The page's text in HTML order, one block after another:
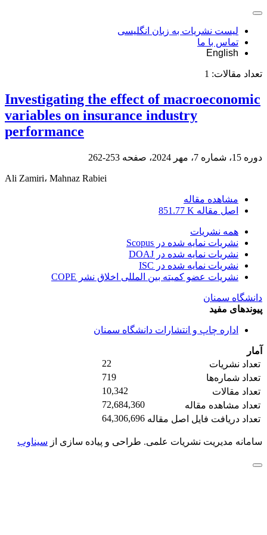
لیست نشریات به زبان انگلیسی
تماس با ما
English
تعداد مقالات: 1
Investigating the effect of macroeconomic
variables on insurance industry
performance
دوره 15، شماره 7، مهر 2024، صفحه 253-262
Ali Zamiri، Mahnaz Rabiei
مشاهده مقاله
اصل مقاله 851.77 K
همه نشریات
نشریات نمایه شده در Scopus
نشریات نمایه شده در DOAJ
نشریات نمایه شده در ISC
نشریات عضو کمیته بین المللی اخلاق نشر COPE
دانشگاه سمنان
پیوندهای مفید
اداره چاپ و انتشارات دانشگاه سمنان
آمار
تعداد نشریات
22
تعداد شماره‌ها
719
تعداد مقالات
10,342
تعداد مشاهده مقاله
72,684,360
تعداد دریافت فایل اصل مقاله 64,306,696
سامانه مدیریت نشریات علمی. طراحی و پیاده سازی از سیناوب